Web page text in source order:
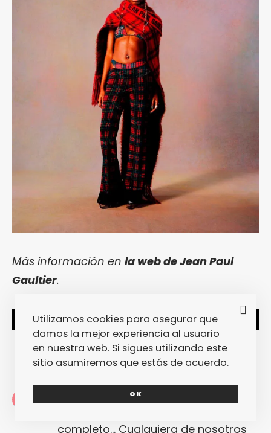
Más información en la web de Jean Paul
Gaultier.
SHARE TWEET
completo... Cualquiera de nosotros
Utilizamos cookies para asegurar que
damos la mejor experiencia al usuario
en nuestra web. Si sigues utilizando este
sitio asumiremos que estás de acuerdo.
OK